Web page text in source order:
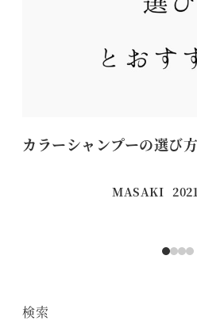
カラーシャンプーの選び
MASAKI 投
検索